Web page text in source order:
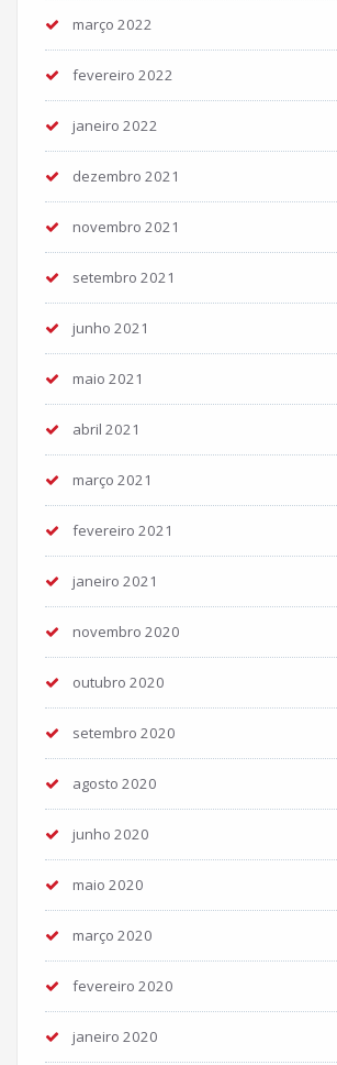
março 2022
fevereiro 2022
janeiro 2022
dezembro 2021
novembro 2021
setembro 2021
junho 2021
maio 2021
abril 2021
março 2021
fevereiro 2021
janeiro 2021
novembro 2020
outubro 2020
setembro 2020
agosto 2020
junho 2020
maio 2020
março 2020
fevereiro 2020
janeiro 2020